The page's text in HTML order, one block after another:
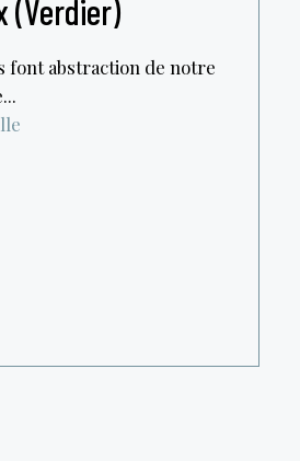
(Verdier)
font abstraction de notre